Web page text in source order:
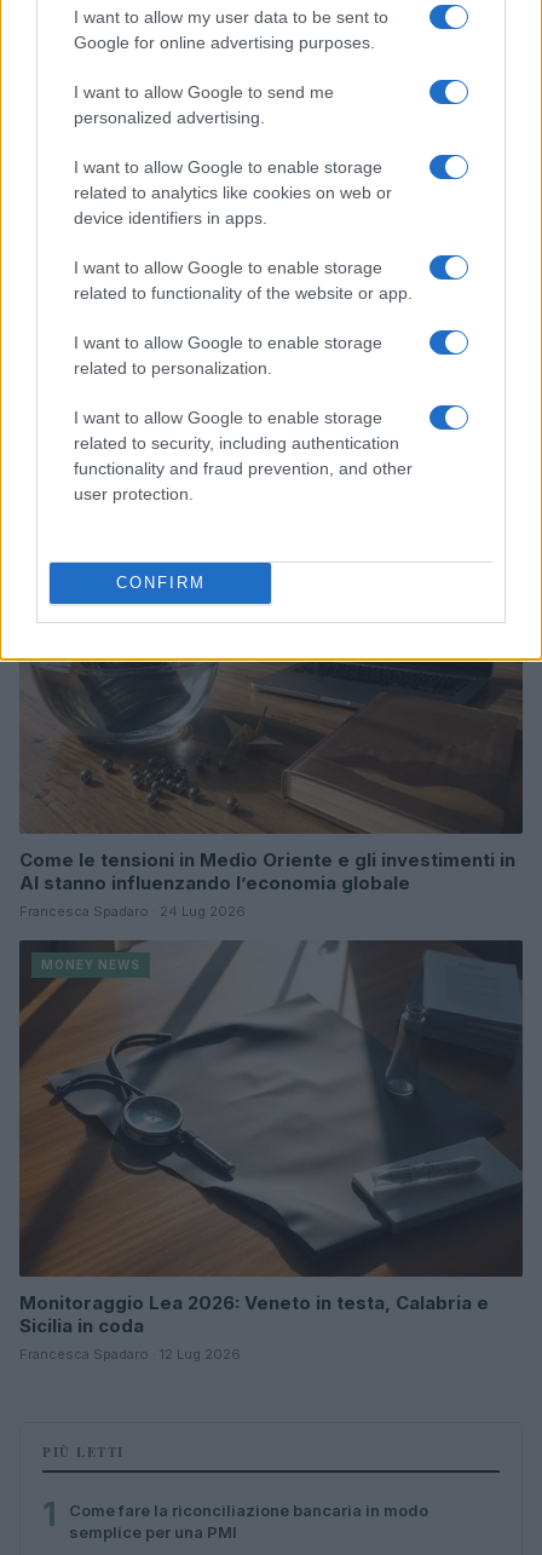
I want to allow my user data to be sent to
Google for online advertising purposes.
I want to allow Google to send me
personalized advertising.
I want to allow Google to enable storage
related to analytics like cookies on web or
device identifiers in apps.
I want to allow Google to enable storage
related to functionality of the website or app.
I want to allow Google to enable storage
related to personalization.
I want to allow Google to enable storage
related to security, including authentication
functionality and fraud prevention, and other
user protection.
CONFIRM
Continua a leggere
Borse europee in rosso: petrolio in rialzo e focus su
Federal Reserve
Edoardo Vitali · 30 Lug 2026
Come le tensioni in Medio Oriente e gli investimenti in
AI stanno influenzando l’economia globale
Francesca Spadaro · 24 Lug 2026
MONEY NEWS
Monitoraggio Lea 2026: Veneto in testa, Calabria e
Sicilia in coda
Francesca Spadaro · 12 Lug 2026
PIÙ LETTI
1
Come fare la riconciliazione bancaria in modo
semplice per una PMI